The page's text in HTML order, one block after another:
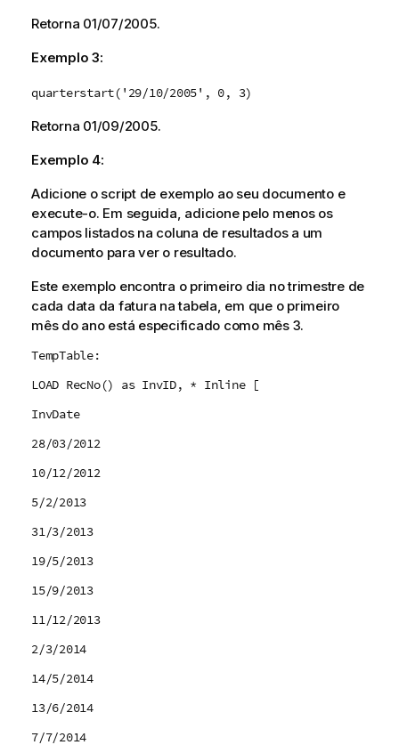
Retorna 01/07/2005.
Exemplo 3:
quarterstart('29/10/2005', 0, 3)
Retorna 01/09/2005.
Exemplo 4:
Adicione o script de exemplo ao seu documento e
execute-o. Em seguida, adicione pelo menos os
campos listados na coluna de resultados a um
documento para ver o resultado.
Este exemplo encontra o primeiro dia no trimestre de
cada data da fatura na tabela, em que o primeiro
mês do ano está especificado como mês 3.
TempTable:
LOAD RecNo() as InvID, * Inline [
InvDate
28/03/2012
10/12/2012
5/2/2013
31/3/2013
19/5/2013
15/9/2013
11/12/2013
2/3/2014
14/5/2014
13/6/2014
7/7/2014